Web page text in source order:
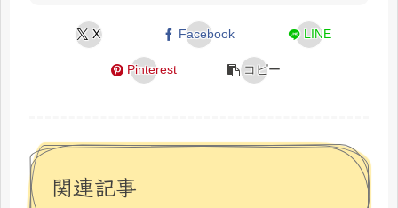
X Facebook LINE
Pinterest コピー
関連記事